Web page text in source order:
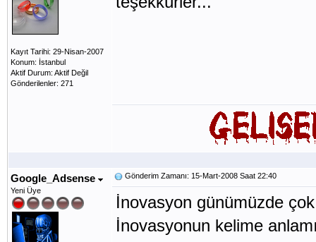
Kayıt Tarihi: 29-Nisan-2007
Konum: İstanbul
Aktif Durum: Aktif Değil
Gönderilenler: 271
Google_Adsense
Yeni Üye
Gönderim Zamanı: 15-Mart-2008 Saat 22:40
İnovasyon günümüzde
İnovasyonun kelime